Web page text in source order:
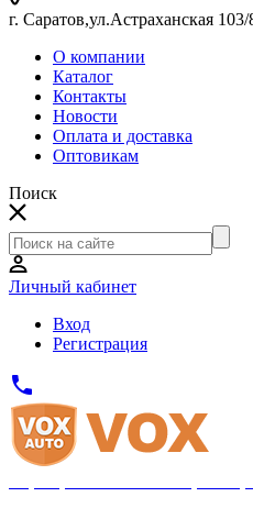
г. Саратов,ул.Астраханская 103/
О компании
Каталог
Контакты
Новости
Оплата и доставка
Оптовикам
Поиск
Личный кабинет
Вход
Регистрация
phone